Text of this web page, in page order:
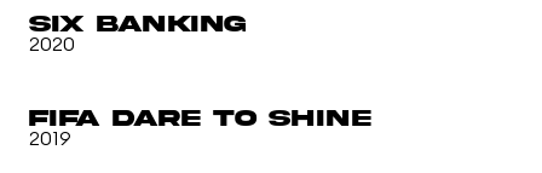
SIX BANKING
2020
Fifa Dare To Shine
2019